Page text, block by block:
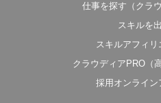
仕事を探す（クラ
スキルを
スキルアフィリ
クラウディアPRO（
採用オンライン